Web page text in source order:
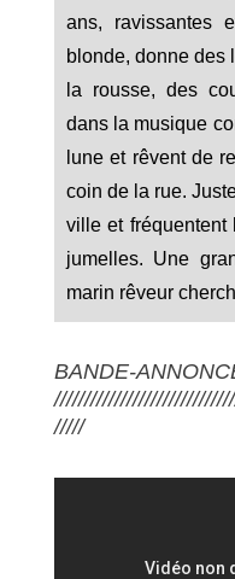
ans, ravissantes
blonde, donne des
la rousse, des
dans la musique
lune et rêvent de
coin de la rue.
ville et
jumelles. Une
marin rêveur
BANDE-
/////